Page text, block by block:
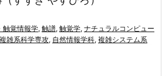
触覚情報学, 触譜, 触覚学, ナチュラルコンピュー
複雑系科学専攻, 自然情報学科, 複雑システム系